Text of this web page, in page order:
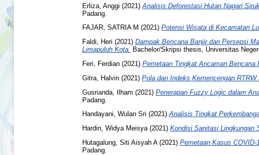
Erliza, Anggi (2021) Analisis Deforestasi Hutan Nagari
Padang.
FAJAR, SATRIA M (2021) Potensi Wisata di Kecamatan
Faldi, Heri (2021) Dampak Bencana Banjir dan Persepsi
Limapuluh Kota. Bachelor/Skripsi thesis, Universitas
Feri, Ferdian (2021) Pemetaan Tingkat Ancaman Bencana
Gitra, Halvin (2021) Pola dan Indeks Kemencengan
Gusrianda, Ilham (2021) Penerapan Fuzzy Logic dalam
Padang.
Handayani, Wulan Sri (2021)Analisis Tingkat
Hardin, Widya Meisya(2021) Kondisi Sanitasi Lingkungan
Hutagalung, Siti Aisyah A(2021) Pemetaan Kasus COVID-
Padang.